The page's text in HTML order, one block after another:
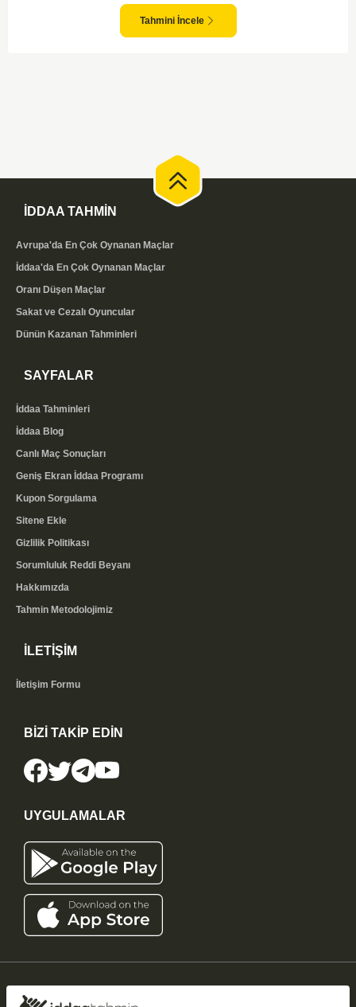
karşılaşmalara tanık olabiliyoruz. Taraftar desteğini arkasına alarak
sahasında etkili performans sergileyen Valerenga, Bodo/Glimt karşısında
gol bulmakta zorlanmayabilir. Aynı şekilde, Bodo/Glimt'in de hücum gücü
Tahmini İncele
İDDAA TAHMİN
Avrupa'da En Çok Oynanan Maçlar
İddaa'da En Çok Oynanan Maçlar
Oranı Düşen Maçlar
Sakat ve Cezalı Oyuncular
Dünün Kazanan Tahminleri
SAYFALAR
İddaa Tahminleri
İddaa Blog
Canlı Maç Sonuçları
Geniş Ekran İddaa Programı
Kupon Sorgulama
Sitene Ekle
Gizlilik Politikası
Sorumluluk Reddi Beyanı
Hakkımızda
Tahmin Metodolojimiz
İLETİŞİM
İletişim Formu
BİZİ TAKİP EDİN
UYGULAMALAR
iddaatahmin11.com